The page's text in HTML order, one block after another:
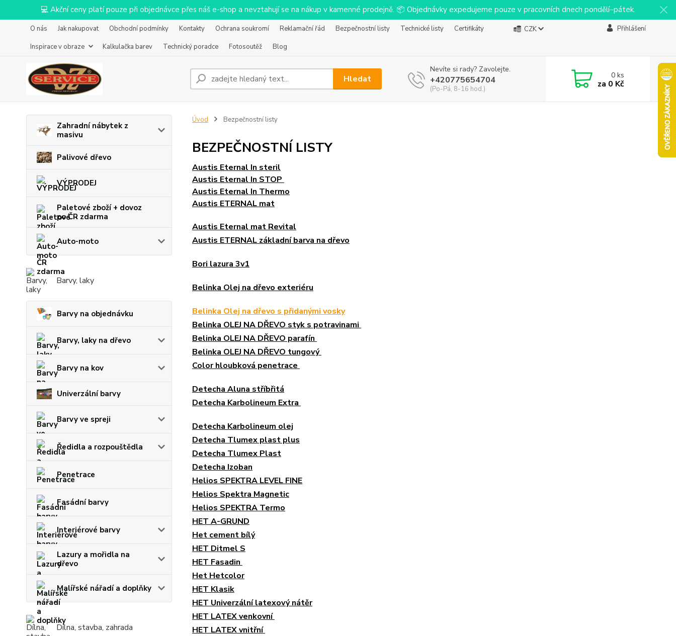
💻 Akční ceny platí pouze při objednávce přes náš e-shop a nevztahují se na nákup v kamenné prodejně. 📦 Objednávky expedujeme pouze v pracovních dnech pondělí–pátek.
O nás Jak nakupovat Obchodní podmínky Kontakty Ochrana soukromí Reklamační řád Bezpečnostní listy Technické listy
Certifikáty
Inspirace v obraze
Kalkulačka barev Technický poradce Fotosoutěž Blog
CZK Přihlášení
Hledat
Nevíte si rady? Zavolejte.
+420775654704
(Po-Pá, 8-16 hod.)
0ks
za 0 Kč
Zahradní nábytek z
masivu
Palivové dřevo
VÝPRODEJ
Paletové zboží + dovoz
po ČR zdarma
Auto-moto
Barvy, laky
Barvy na objednávku
Barvy, laky na dřevo
Barvy na kov
Univerzální barvy
Barvy ve spreji
Ředidla a rozpouštědla
Penetrace
Fasádní barvy
Interiérové barvy
Lazury a mořidla na
dřevo
Malířské nářadí a doplňky
Dílna, stavba, zahrada
Úvod Bezpečnostní listy
BEZPEČNOSTNÍ LISTY
Austis Eternal In steril
Austis Eternal In STOP
Austis Eternal In Thermo
Austis ETERNAL mat
Austis Eternal mat Revital
Austis ETERNAL základní barva na dřevo
Bori lazura 3v1
Belinka Olej na dřevo exteriéru
Belinka Olej na dřevo s přidanými vosky
Belinka OLEJ NA DŘEVO styk s potravinami
Belinka OLEJ NA DŘEVO parafín
Belinka OLEJ NA DŘEVO tungový
Color hloubková penetrace
Detecha Aluna stříbřitá
Detecha Karbolineum Extra
Detecha Karbolineum olej
Detecha Tlumex plast plus
Detecha Tlumex Plast
Detecha Izoban
Helios SPEKTRA LEVEL FINE
Helios Spektra Magnetic
Helios SPEKTRA Termo
HET A-GRUND
Het cement bílý
HET Ditmel S
HET Fasadin
Het Hetcolor
HET Klasik
HET Univerzální latexový nátěr
HET LATEX venkovní
HET LATEX vnitřní